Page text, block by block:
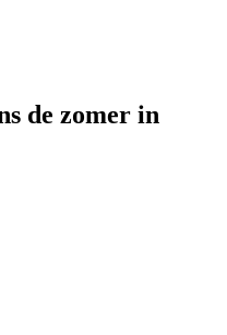
de zomer in